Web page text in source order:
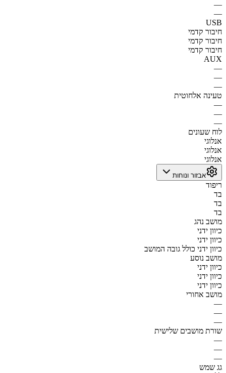
—
—
USB
חיבור קדמי
חיבור קדמי
חיבור קדמי
AUX
—
—
—
טעינה אלחוטית
—
—
—
לוח שעונים
אנלוגי
אנלוגי
אנלוגי
אבזור ונוחות
ריפוד
בד
בד
בד
מושב נהג
כיוון ידני
כיוון ידני
כיוון ידני כולל גובה המושב
מושב נוסע
כיוון ידני
כיוון ידני
כיוון ידני
מושב אחורי
—
—
—
שורת מושבים שלישית
—
—
—
גג שמש